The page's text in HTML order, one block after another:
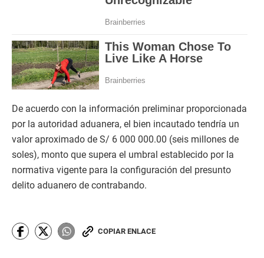
De acuerdo con la información preliminar proporcionada
por la autoridad aduanera, el bien incautado tendría un
valor aproximado de S/ 6 000 000.00 (seis millones de
soles), monto que supera el umbral establecido por la
normativa vigente para la configuración del presunto
delito aduanero de contrabando.
COPIAR ENLACE